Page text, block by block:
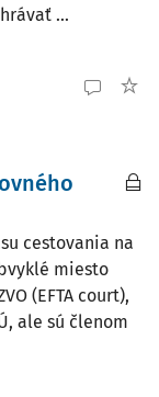
...
cestovania na
miesto
(EFTA court),
ale sú členom